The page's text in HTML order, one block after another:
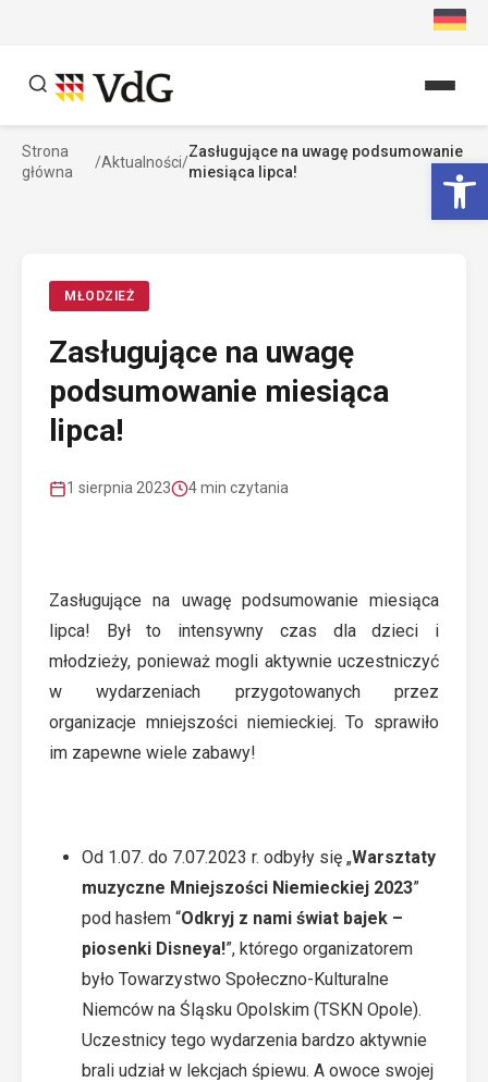
Szukaj
Strona
główna
/Aktualności/
Zasługujące na uwagę podsumowanie
miesiąca lipca!
MŁODZIEŻ
Zasługujące na uwagę
podsumowanie miesiąca
lipca!
1 sierpnia 2023 4 min czytania
Zasługujące na uwagę podsumowanie miesiąca
lipca! Był to intensywny czas dla dzieci i
młodzieży, ponieważ mogli aktywnie uczestniczyć
w wydarzeniach przygotowanych przez
organizacje mniejszości niemieckiej. To sprawiło
im zapewne wiele zabawy!
Od 1.07. do 7.07.2023 r. odbyły się „Warsztaty
muzyczne Mniejszości Niemieckiej 2023”
pod hasłem “Odkryj z nami świat bajek –
piosenki Disneya!”, którego organizatorem
było Towarzystwo Społeczno-Kulturalne
Niemców na Śląsku Opolskim (TSKN Opole).
Uczestnicy tego wydarzenia bardzo aktywnie
brali udział w lekcjach śpiewu. A owoce swojej